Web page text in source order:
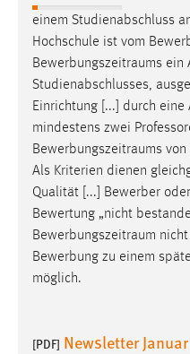
einem Studienabschluss
Hochschule ist vom
Bewerbungszeitraums ein
Studienabschlusses,
Einrichtung [...] durch
mindestens zwei
Bewerbungszeitraums von
Als Kriterien dienen
Qualität [...] Bewerber
Bewertung „nicht
Bewerbungszeitraum
Bewerbung zu einem
möglich.
[PDF] Newsletter
EXTERNE MEDIEN
Um Inhalte von
Plattformen anzeigen
externen Medien
YouTube
Vimeo